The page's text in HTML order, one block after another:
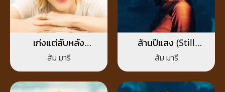
เก่งแต่ลับหลัง
(FINSTA)
ส้ม มารี
ล้านปีแสง (Still
Missing You)
ส้ม มารี